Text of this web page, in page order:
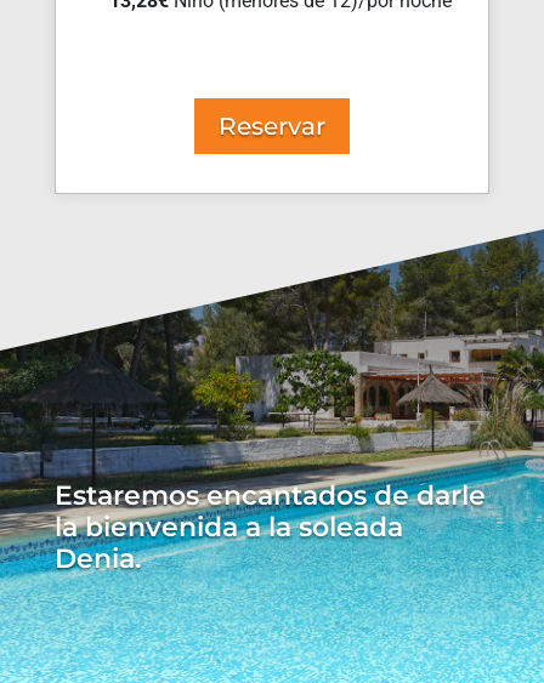
Reservar
Estaremos encantados de darle
la bienvenida a la soleada
Denia.